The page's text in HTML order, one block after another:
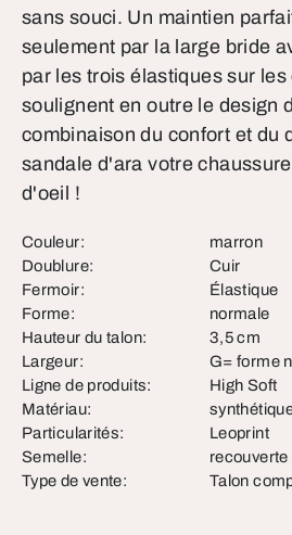
sans souci. Un maintien
seulement par la large bride
par les trois élastiques sur les
soulignent en outre le design
combinaison du confort et du
sandale d'ara votre
d'oeil !
Couleur:
marron
Doublure:
Cuir
Fermoir:
Élastique
Forme:
normale
Hauteur du talon:
3,5 cm
Largeur:
G= forme
Ligne de produits:
High Soft
Matériau:
Particularités:
Leoprint
Semelle:
recouverte
Type de vente:
Talon